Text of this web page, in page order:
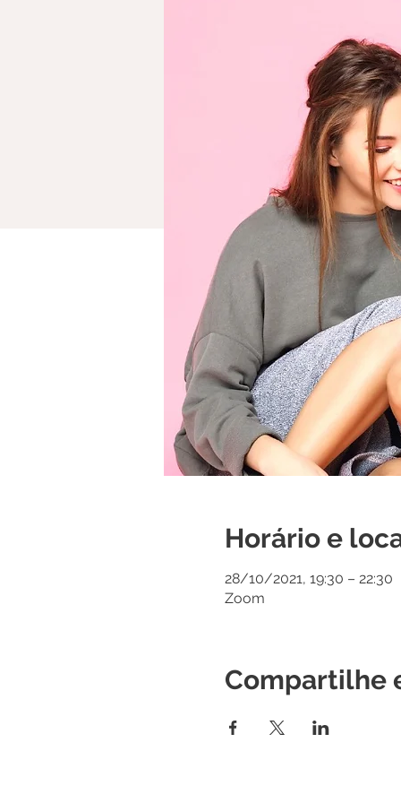
Horário e
28/10/2021, 19:30 – 22:30
Zoom
Compartilhe